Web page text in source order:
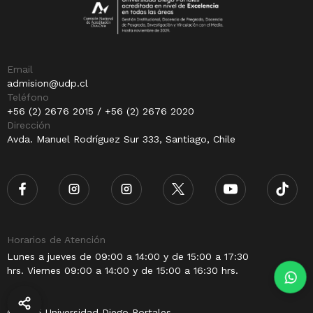
Email
admision@udp.cl
Teléfono
+56 (2) 2676 2015 / +56 (2) 2676 2020
Dirección
Avda. Manuel Rodríguez Sur 333, Santiago, Chile
Horarios de Atención
Lunes a jueves de 09:00 a 14:00 y de 15:00 a 17:30
hrs. Viernes 09:00 a 14:00 y de 15:00 a 16:30 hrs.